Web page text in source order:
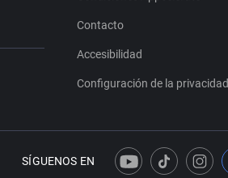
Contacto
Accesibilidad
Configuración de la privacidad
SÍGUENOS EN